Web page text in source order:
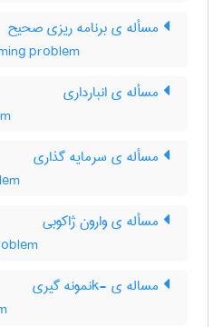
مسأله ی برنامه ریزی صحیح
problem
مسأله ی انبارداری
مسأله ی سرمایه گذاری
مسأله ی وارون ژاکوبی
مساله ی -kنمونه گیری